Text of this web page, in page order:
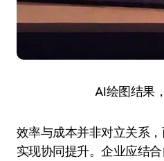
AI绘图结果
效率与成本并非对立关系
实现协同提升。企业应结